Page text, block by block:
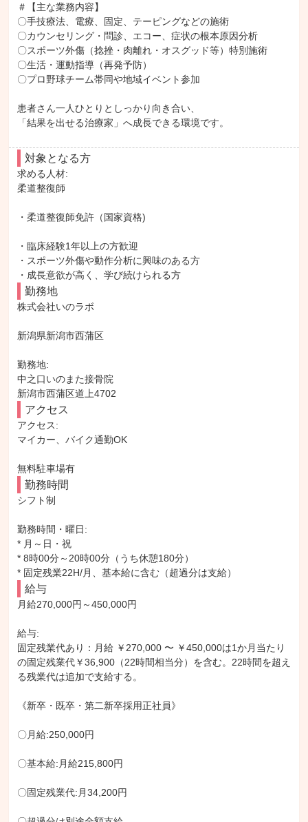
＃【主な業務内容】
〇手技療法、電療、固定、テーピングなどの施術
〇カウンセリング・問診、エコー、症状の根本原因分析
〇スポーツ外傷（捻挫・肉離れ・オスグッド等）特別施術
〇生活・運動指導（再発予防）
〇プロ野球チーム帯同や地域イベント参加
患者さん一人ひとりとしっかり向き合い、
「結果を出せる治療家」へ成長できる環境です。
対象となる方
求める人材:
柔道整復師
・柔道整復師免許（国家資格)
・臨床経験1年以上の方歓迎
・スポーツ外傷や動作分析に興味のある方
・成長意欲が高く、学び続けられる方
勤務地
株式会社いのラボ
新潟県新潟市西蒲区
勤務地:
中之口いのまた接骨院
新潟市西蒲区道上4702
アクセス
アクセス:
マイカー、バイク通勤OK
無料駐車場有
勤務時間
シフト制
勤務時間・曜日:
* 月～日・祝
* 8時00分～20時00分（うち休憩180分）
* 固定残業22H/月、基本給に含む（超過分は支給）
給与
月給270,000円～450,000円
給与:
固定残業代あり：月給 ￥270,000 〜 ￥450,000は1か月当たり
の固定残業代￥36,900（22時間相当分）を含む。22時間を超え
る残業代は追加で支給する。
《新卒・既卒・第二新卒採用正社員》
〇月給:250,000円
〇基本給:月給215,800円
〇固定残業代:月34,200円